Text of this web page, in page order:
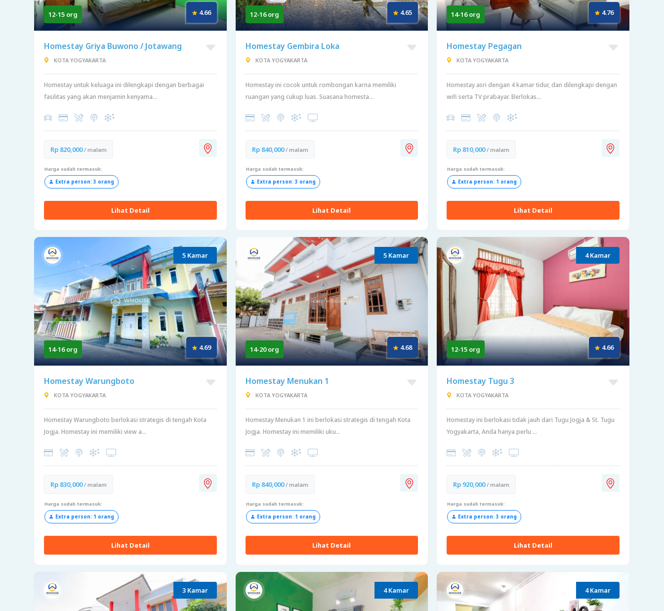
12-15 org 4.66
Homestay Griya Buwono / Jotawang
KOTA YOGYAKARTA
Homestay untuk keluaga ini dilengkapi dengan berbagai
fasilitas yang akan menjamin kenyama...
Rp 820,000/ malam
Harga sudah termasuk:
Extra person: 3 orang
Lihat Detail
12-16 org 4.65
Homestay Gembira Loka
KOTA YOGYAKARTA
Homestay ini cocok untuk rombongan karna memiliki
ruangan yang cukup luas. Suasana homesta...
Rp 840,000/ malam
Harga sudah termasuk:
Extra person: 3 orang
Lihat Detail
14-16 org 4.76
Homestay Pegagan
KOTA YOGYAKARTA
Homestay asri dengan 4 kamar tidur, dan dilengkapi dengan
wifi serta TV prabayar. Berlokas...
Rp 810,000/ malam
Harga sudah termasuk:
Extra person: 1 orang
Lihat Detail
5 Kamar
14-16 org 4.69
Homestay Warungboto
KOTA YOGYAKARTA
Homestay Warungboto berlokasi strategis di tengah Kota
Jogja. Homestay ini memiliki view a...
Rp 830,000/ malam
Harga sudah termasuk:
Extra person: 1 orang
Lihat Detail
5 Kamar
14-20 org 4.68
Homestay Menukan 1
KOTA YOGYAKARTA
Homestay Menukan 1 ini berlokasi strategis di tengah Kota
Jogja. Homestay ini memiliki uku...
Rp 840,000/ malam
Harga sudah termasuk:
Extra person: 1 orang
Lihat Detail
4 Kamar
12-15 org 4.66
Homestay Tugu 3
KOTA YOGYAKARTA
Homestay ini berlokasi tidak jauh dari Tugu Jogja & St. Tugu
Yogyakarta, Anda hanya perlu ...
Rp 920,000/ malam
Harga sudah termasuk:
Extra person: 3 orang
Lihat Detail
3 Kamar 4 Kamar 4 Kamar